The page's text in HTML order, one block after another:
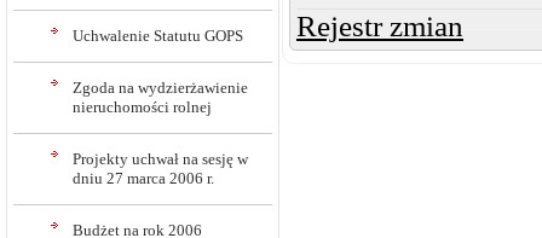
Uchwalenie Statutu GOPS
Zgoda na wydzierżawienie
nieruchomości rolnej
Projekty uchwał na sesję w
dniu 27 marca 2006 r.
Budżet na rok 2006
Rejestr zmian